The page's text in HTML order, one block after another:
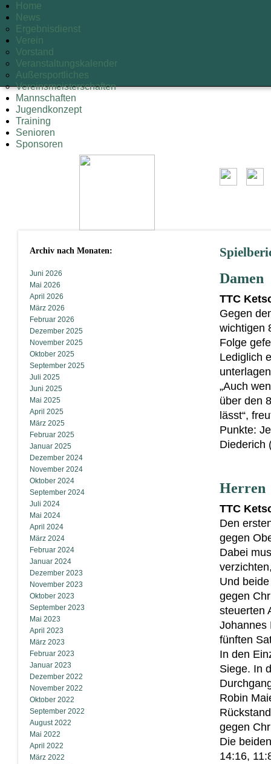
Home
News
Ergebnisdienst
Verein
Vorstand
Veranstaltungskalender
Außersportliches
Vereinsmeisterschaften
Mannschaften
Jugendkonzept
Training
Senioren
Sponsoren
Archiv nach Monaten:
Juni 2026
Mai 2026
April 2026
März 2026
Februar 2026
Dezember 2025
November 2025
Oktober 2025
September 2025
Juli 2025
Juni 2025
Mai 2025
April 2025
März 2025
Februar 2025
Januar 2025
Dezember 2024
November 2024
Oktober 2024
September 2024
Juli 2024
Mai 2024
April 2024
März 2024
Februar 2024
Januar 2024
Dezember 2023
November 2023
Oktober 2023
September 2023
Mai 2023
April 2023
März 2023
Februar 2023
Januar 2023
Dezember 2022
November 2022
Oktober 2022
September 2022
August 2022
Mai 2022
April 2022
März 2022
Damen
TTC
Gegen
wichtigen
Folge
Lediglich
„Auch
über den
lässt“,
Punkte:
Diederich
Herren
TTC
Den
gegen
Dabei
Und
gegen
steuerten
Johannes
fünften
In den
Siege. In
Robin
gegen
Die
14:16,